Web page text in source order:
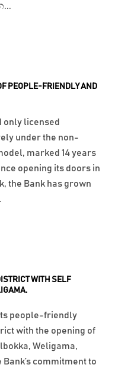
WITH SELF
people-friendly
with the opening of
Weligama,
commitment to
PEOPLE-FRIENDLY AND
only licensed
under the non-
marked 14 years
opening its doors in
the Bank has grown